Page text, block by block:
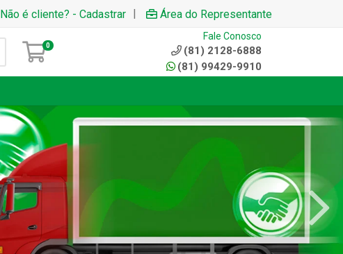
Não é cliente? - Cadastrar | Área do Representante
0
Fale Conosco
(81) 2128-6888
(81) 99429-9910